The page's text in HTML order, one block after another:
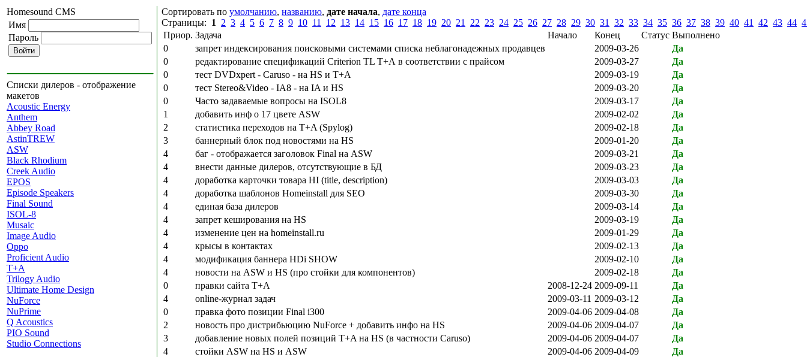
Homesound CMS
Имя
Пароль
Списки дилеров - отображение
макетов
Acoustic Energy
Anthem
Abbey Road
AstinTREW
ASW
Black Rhodium
Creek Audio
EPOS
Episode Speakers
Final Sound
ISOL-8
Musaic
Image Audio
Oppo
Proficient Audio
T+A
Trilogy Audio
Ultimate Home Design
NuForce
NuPrime
Q Acoustics
PIO Sound
Studio Connections
Сортировать по умолчанию, названию, дате начала, дате конца
Страницы: 1 2 3 4 5 6 7 8 9 10 11 12 13 14 15 16 17 18 19 20 21 22 23 24 25 26 27 28 29 30 31 32 33 34 35 36 37 38 39 40 41 42 43 44
Приор. Задача Начало Конец Статус Выполнено
0
запрет индексирования поисковыми системами списка неблагонадежных продавцев 2009-03-26
Да
0
редактирование спецификаций Criterion TL Т+А в соответствии с прайсом 2009-03-27
Да
0
тест DVDxpert - Caruso - на HS и T+A 2009-03-19
Да
0
тест Stereo&Video - IA8 - на IA и HS 2009-03-20
Да
0
Часто задаваемые вопросы на ISOL8 2009-03-17
Да
1
добавить инф о 17 цвете ASW 2009-02-02
Да
2
статистикa переходов на T+A (Spylog) 2009-02-18
Да
3
баннерный блок под новостями на HS 2009-01-20
Да
4
баг - отображается заголовок Final на ASW 2009-03-21
Да
4
внести данные дилеров, отсутствующие в БД 2009-03-23
Да
4
доработка карточки товара HI (title, description) 2009-03-03
Да
4
доработка шаблонов Homeinstall для SEO 2009-03-30
Да
4
единая база дилеров 2009-03-14
Да
4
запрет кеширования на HS 2009-03-19
Да
4
изменение цен на homeinstall.ru 2009-01-29
Да
4
крысы в контактах 2009-02-13
Да
4
модификация баннера HDi SHOW 2009-02-10
Да
4
новости на ASW и HS (про стойки для компонентов) 2009-02-18
Да
0
правки сайта T+A 2008-12-24 2009-09-11
Да
4
online-журнал задач 2009-03-11 2009-03-12
Да
0
правка фото позиции Final i300 2009-04-06 2009-04-08
Да
2
новость про дистрибьюцию NuForce + добавить инфо на HS 2009-04-06 2009-04-07
Да
3
добавление новых полей позиций T+A на HS (в частности Caruso) 2009-04-06 2009-04-07
Да
4
стойки ASW на HS и ASW 2009-04-06 2009-04-09
Да